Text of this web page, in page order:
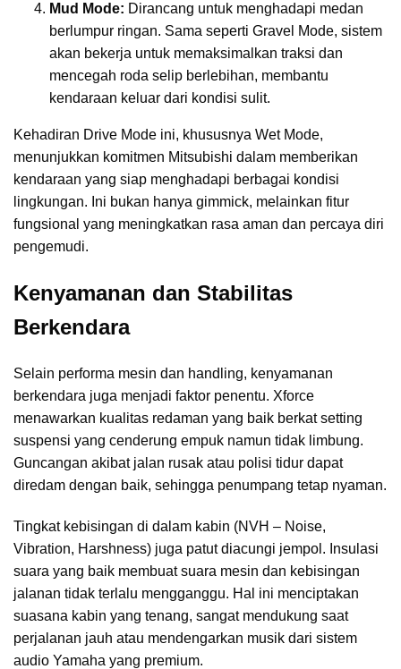
Mud Mode: Dirancang untuk menghadapi medan
berlumpur ringan. Sama seperti Gravel Mode, sistem
akan bekerja untuk memaksimalkan traksi dan
mencegah roda selip berlebihan, membantu
kendaraan keluar dari kondisi sulit.
Kehadiran Drive Mode ini, khususnya Wet Mode,
menunjukkan komitmen Mitsubishi dalam memberikan
kendaraan yang siap menghadapi berbagai kondisi
lingkungan. Ini bukan hanya gimmick, melainkan fitur
fungsional yang meningkatkan rasa aman dan percaya diri
pengemudi.
Kenyamanan dan Stabilitas
Berkendara
Selain performa mesin dan handling, kenyamanan
berkendara juga menjadi faktor penentu. Xforce
menawarkan kualitas redaman yang baik berkat setting
suspensi yang cenderung empuk namun tidak limbung.
Guncangan akibat jalan rusak atau polisi tidur dapat
diredam dengan baik, sehingga penumpang tetap nyaman.
Tingkat kebisingan di dalam kabin (NVH – Noise,
Vibration, Harshness) juga patut diacungi jempol. Insulasi
suara yang baik membuat suara mesin dan kebisingan
jalanan tidak terlalu mengganggu. Hal ini menciptakan
suasana kabin yang tenang, sangat mendukung saat
perjalanan jauh atau mendengarkan musik dari sistem
audio Yamaha yang premium.